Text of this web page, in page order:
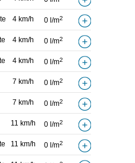
4 km/h 0 l/m2
4 km/h 0 l/m2
4 km/h 0 l/m2
7 km/h 0 l/m2
7 km/h 0 l/m2
11 km/h 0 l/m2
11 km/h 0 l/m2